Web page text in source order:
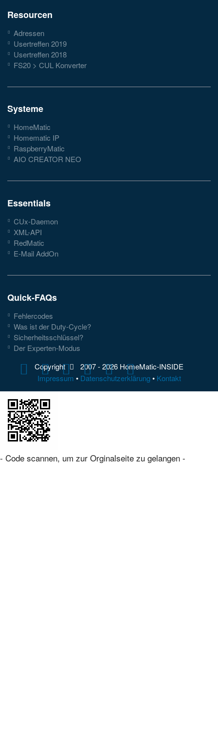
Resourcen
Adressen
Usertreffen 2019
Usertreffen 2018
FS20 > CUL Konverter
Systeme
HomeMatic
Homematic IP
RaspberryMatic
AIO CREATOR NEO
Essentials
CUx-Daemon
XML-API
RedMatic
E-Mail AddOn
Quick-FAQs
Fehlercodes
Was ist der Duty-Cycle?
Sicherheitsschlüssel?
Der Experten-Modus
Copyright
2007 - 2026 HomeMatic-INSIDE
Impressum • Datenschutzerklärung• Kontakt
- Code scannen, um zur Orginalseite zu gelangen -